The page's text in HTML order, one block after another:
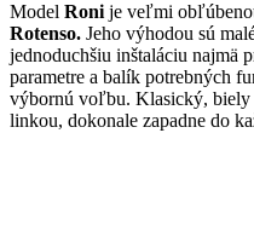
Model Ronije veľmi
Rotenso. Jeho výhodou sú
jednoduchšiu inštaláciu najmä
parametre a balík potrebných
výbornú voľbu. Klasický, biely
linkou, dokonale zapadne do